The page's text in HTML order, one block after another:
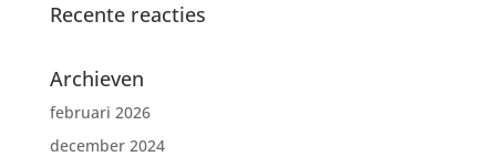
Recente reacties
Archieven
februari 2026
december 2024